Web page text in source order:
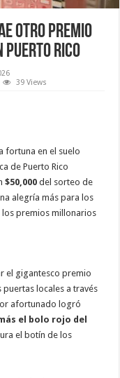
otro premio
Puerto Rico
39 Views
fortuna en el suelo
de Puerto Rico
$50,000 del sorteo de
alegría más para los
los premios millonarios
el gigantesco premio
puertas locales a través
afortunado logró
el bolo rojo del
el botín de los